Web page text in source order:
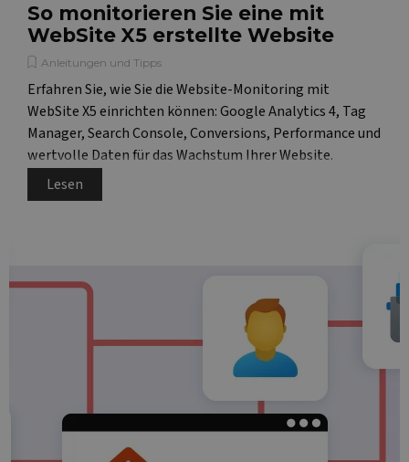
So monitorieren Sie eine mit
WebSite X5 erstellte Website
Anleitungen und Tipps
Erfahren Sie, wie Sie die Website-Monitoring mit
WebSite X5 einrichten können: Google Analytics 4, Tag
Manager, Search Console, Conversions, Performance und
wertvolle Daten für das Wachstum Ihrer Website.
Lesen